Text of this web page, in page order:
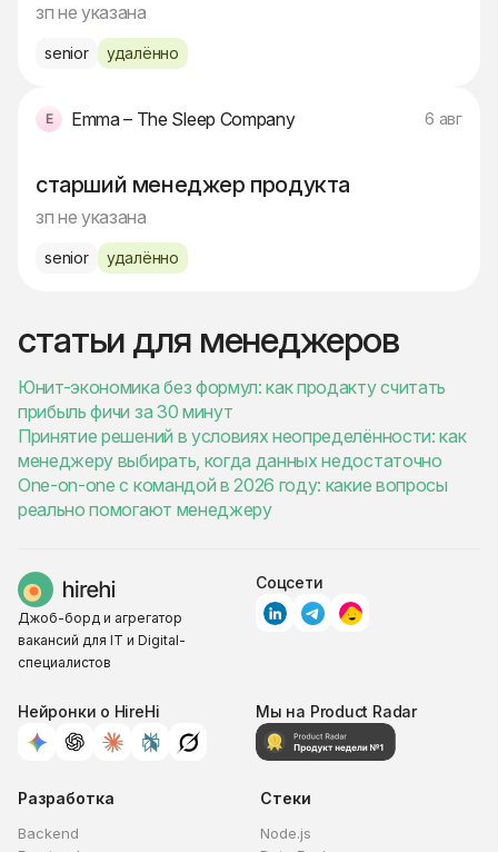
зп не указана
senior удалённо
Emma – The Sleep Company 6 авг
старший менеджер продукта
зп не указана
senior удалённо
статьи для менеджеров
Юнит-экономика без формул: как продакту считать
прибыль фичи за 30 минут
Принятие решений в условиях неопределённости: как
менеджеру выбирать, когда данных недостаточно
One-on-one с командой в 2026 году: какие вопросы
реально помогают менеджеру
Джоб-борд и агрегатор
вакансий для IT и Digital-
специалистов
Соцсети
Нейронки о HireHi Мы на Product Radar
Разработка
Backend
Стеки
Node.js